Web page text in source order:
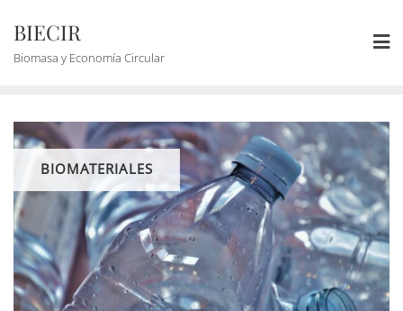
BIECIR
Biomasa y Economía Circular
BIOMATERIALES